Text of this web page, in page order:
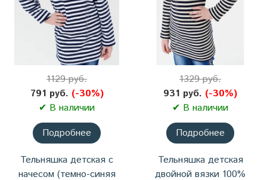
1129 руб.
791 руб. (-30%)
✔ В наличии
Подробнее
Тельняшка детская с
начесом (темно-синяя
1329 руб.
931 руб. (-30%)
✔ В наличии
Подробнее
Тельняшка детская
двойной вязки 100%